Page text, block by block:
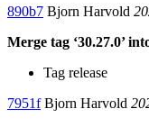
890b7 Bjorn Harvold
Merge tag ‘30.27.0’
Tag release
7951fBjorn Harvold